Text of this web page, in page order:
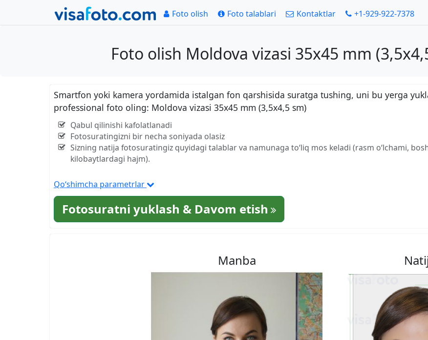
Foto olish Foto talablari Kontaktlar +1-929-922-7378
Foto olish Moldova vizasi 35x45 mm
Smartfon yoki kamera yordamida istalgan fon qarshisida suratga tushing, uni bu yerga
professional foto oling: Moldova vizasi 35x45 mm (3,5x4,5 sm)
Qabul qilinishi kafolatlanadi
Fotosuratingizni bir necha soniyada olasiz
Sizning natija fotosuratingiz quyidagi talablar va namunaga to‘liq mos keladi (rasm o‘lchami,
kilobaytlardagi hajm).
Qo‘shimcha parametrlar
Fotosuratni yuklash & Davom etish
Manba